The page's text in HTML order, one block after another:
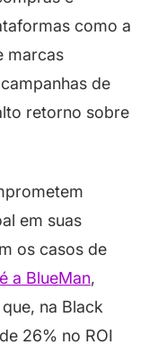
como a
marcas
de
retorno sobre
em suas
os casos de
a BlueMan,
na Black
26% no ROI